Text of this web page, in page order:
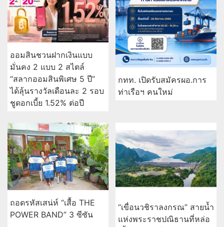
ถอดรหัสเสน่ห์ “เสื้อ THE
POWER BAND” 3 ซีซัน
เลขเด็ดเชียงใหม่มาแล้ว
ครอบครัวเผยติดใจสาเหตุ
“ฮลุน โซโล่” เสียชีวิต - ลุย